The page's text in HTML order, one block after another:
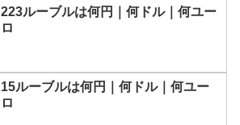
223ルーブルは何円｜何ドル｜何ユー
ロ
15ルーブルは何円｜何ドル｜何ユー
ロ